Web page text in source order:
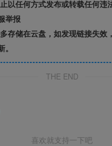
以任何方式发布或转载任何违
举报
存储在云盘，如发现链接失效
THE END
喜欢就支持一下吧